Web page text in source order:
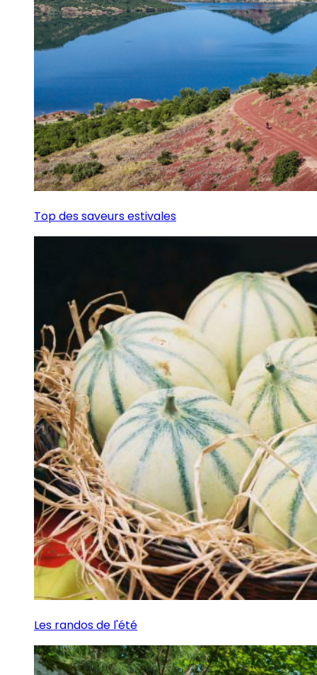
Top des saveurs estivales
Les randos de l'été